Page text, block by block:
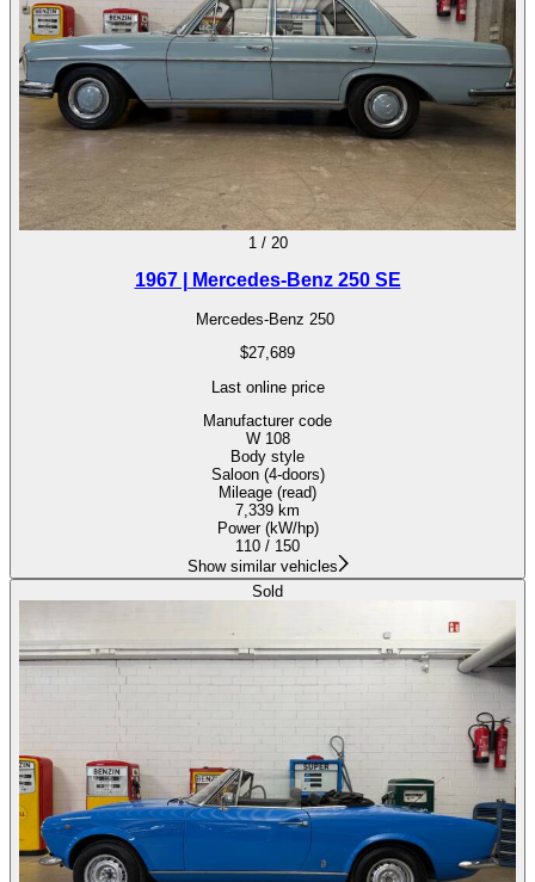
1 / 20
1967 | Mercedes-Benz 250 SE
Mercedes-Benz 250
$27,689
Last online price
Manufacturer code
W 108
Body style
Saloon (4-doors)
Mileage (read)
7,339 km
Power (kW/hp)
110 / 150
Show similar vehicles
Sold